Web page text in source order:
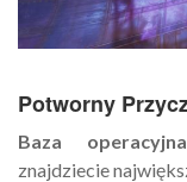
Potworny
Baza
znajdziecie